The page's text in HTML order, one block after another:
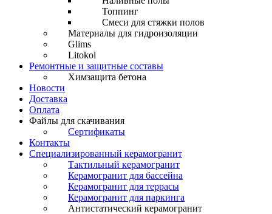
Топпинг
Смеси для стяжки полов
Материалы для гидроизоляции
Glims
Litokol
Ремонтные и защитные составы
Химзащита бетона
Новости
Доставка
Оплата
Файлы для скачивания
Сертификаты
Контакты
Специализированный керамогранит
Тактильный керамогранит
Керамогранит для бассейна
Керамогранит для террасы
Керамогранит для паркинга
Антистатический керамогранит